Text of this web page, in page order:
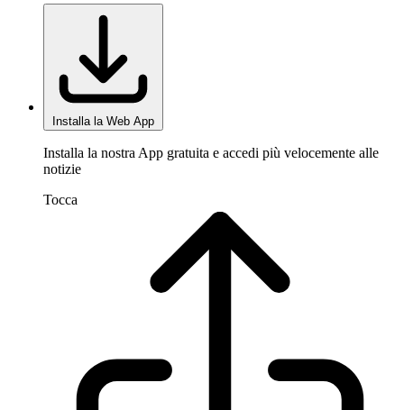
Installa la Web App
Installa la nostra App gratuita e accedi più velocemente alle
notizie
Tocca